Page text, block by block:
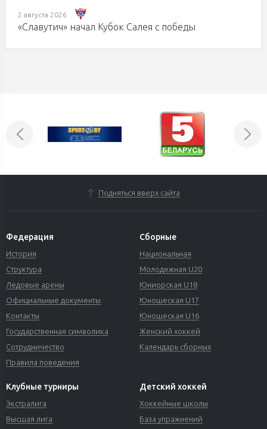
2 августа 2026
«Славутич» начал Кубок Салея с победы
Подняться вверх сайта
Федерация
История
Структура
Ледовые арены
Официальные документы
Контакты
Государственная символика
Сотрудничество
Правила поведения
Сборные
Национальная
Молодежная U20
Юниорская U18
Юношеская U17
Юношеская U16
Женский хоккей
Календарь сборных
Клубные турниры
Экстралига
Высшая лига
Детский хоккей
Хоккейные школы
База упражнений